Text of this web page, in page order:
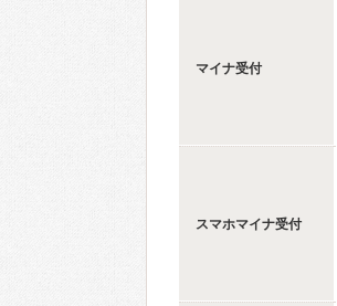
マイナ受付
スマホマイナ受付